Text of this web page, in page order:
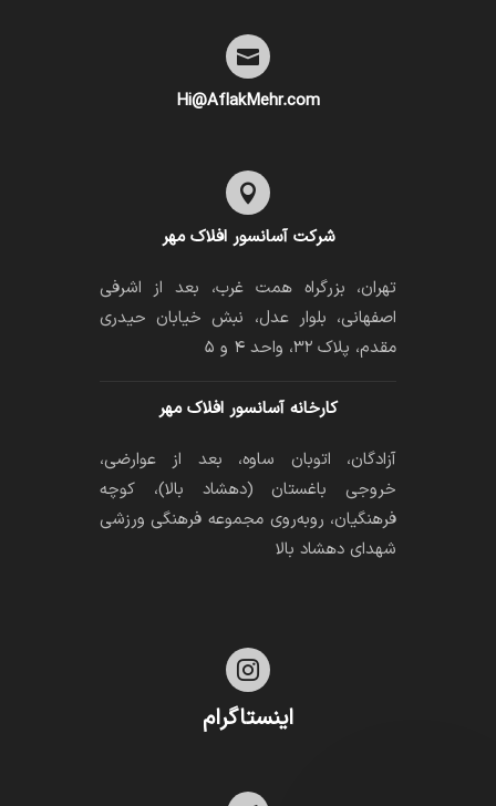

Hi@AflakMehr.com

شرکت آسانسور افلاک مهر
تهران، بزرگراه همت غرب، بعد از اشرفی
اصفهانی، بلوار عدل، نبش خیابان حیدری
مقدم، پلاک ۳۲، واحد ۴ و ۵
کارخانه آسانسور افلاک مهر
آزادگان، اتوبان ساوه، بعد از عوارضی،
خروجی باغستان (دهشاد بالا)، کوچه
فرهنگیان، رو‌به‌روی مجموعه فرهنگی ورزشی
شهدای دهشاد بالا

اینستاگرام